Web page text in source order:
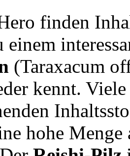
finden
einem
(Taraxacum
kennt.
hohe Menge